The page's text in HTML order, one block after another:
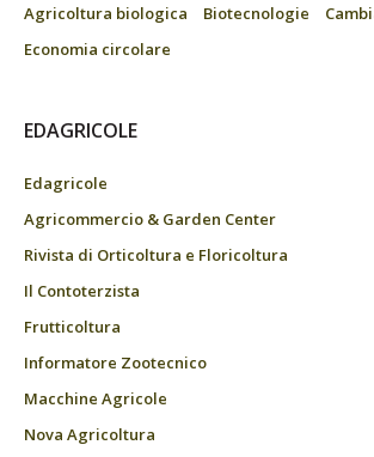
Agricoltura biologica
Biotecnologie
Economia circolare
EDAGRICOLE
Edagricole
Agricommercio & Garden Center
Rivista di Orticoltura e Floricoltura
Il Contoterzista
Frutticoltura
Informatore Zootecnico
Macchine Agricole
Nova Agricoltura